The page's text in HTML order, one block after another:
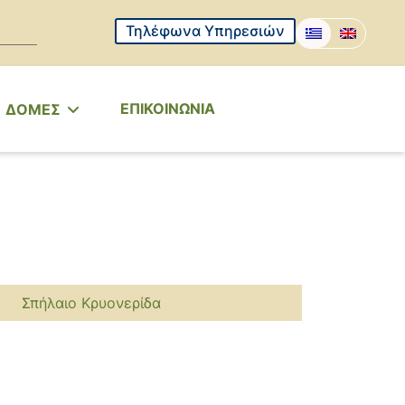
Τηλέφωνα Υπηρεσιών
ΔΟΜΕΣ ΕΠΙΚΟΙΝΩΝΙΑ
Σπήλαιο Κρυονερίδα